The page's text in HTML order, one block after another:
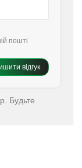
пошті
відгук
Будьте